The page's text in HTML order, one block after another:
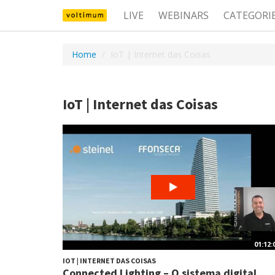
LIVE WEBINARS
Home IoT | Internet das Coisas
IoT | Internet das Coisas
IOT | INTERNET DAS COISAS